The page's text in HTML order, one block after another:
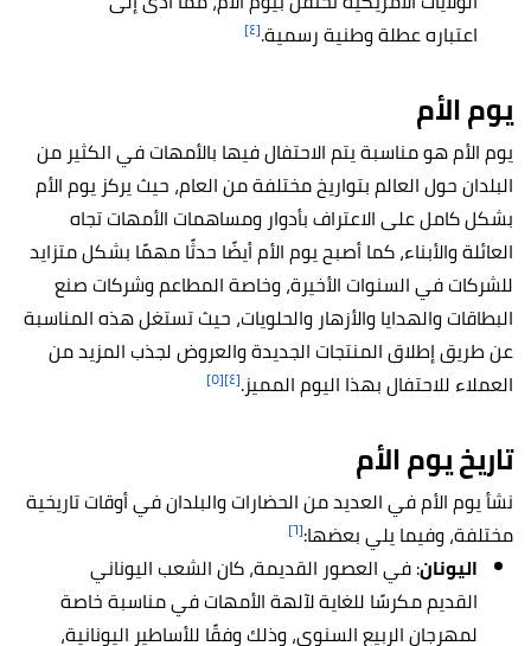
اعتباره عطلة وطنية رسمية.[٤]
يوم الأم
يوم الأم هو مناسبة يتم الاحتفال فيها بالأمهات في الكثير من
البلدان حول العالم بتواريخ مختلفة من العام، حيث يركز يوم الأم
بشكل كامل على الاعتراف بأدوار ومساهمات الأمهات تجاه
العائلة والأبناء، كما أصبح يوم الأم أيضًا حدثًا مهمًا بشكل متزايد
للشركات في السنوات الأخيرة، وخاصة المطاعم وشركات صنع
البطاقات والهدايا والأزهار والحلويات، حيث تستغل هذه المناسبة
عن طريق إطلاق المنتجات الجديدة والعروض لجذب المزيد من
العملاء للاحتفال بهذا اليوم المميز.[٤] [٥]
تاريخ يوم الأم
نشأ يوم الأم في العديد من الحضارات والبلدان في أوقات تاريخية
مختلفة، وفيما يلي بعضها:[٦]
اليونان: في العصور القديمة، كان الشعب اليوناني
القديم مكرسًا للغاية لآلهة الأمهات في مناسبة خاصة
لمهرجان الربيع السنوي، وذلك وفقًا للأساطير اليونانية،